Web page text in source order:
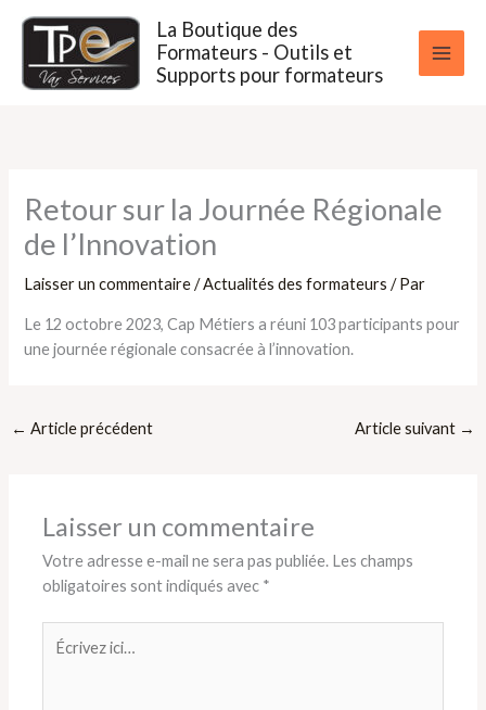
contenu
La Boutique des
Formateurs - Outils et
Supports pour formateurs
Retour sur la Journée Régionale
de l’Innovation
Laisser un commentaire /Actualités des formateurs / Par
Le 12 octobre 2023, Cap Métiers a réuni 103 participants pour
une journée régionale consacrée à l’innovation.
← Article précédent Article suivant →
Laisser un commentaire
Votre adresse e-mail ne sera pas publiée. Les champs
obligatoires sont indiqués avec *
ici…